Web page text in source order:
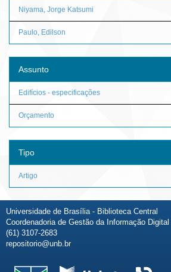
Niyama, Jorge Katsumi
Paulo, Edilson
Assunto
Edifícios - especificações
Orçamento
Tipo
Artigo
Universidade de Brasília - Biblioteca Central
Coordenadoria de Gestão da Informação
(61) 3107-2683
repositorio@unb.br